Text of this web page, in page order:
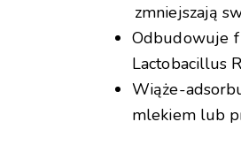
zmniejszają
Odbudowuje
Lactobacillus
Wiąże-
mlekiem lub